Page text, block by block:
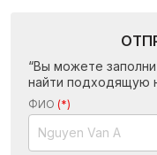
“Вы можете
найти подходящую
ФИО (*)